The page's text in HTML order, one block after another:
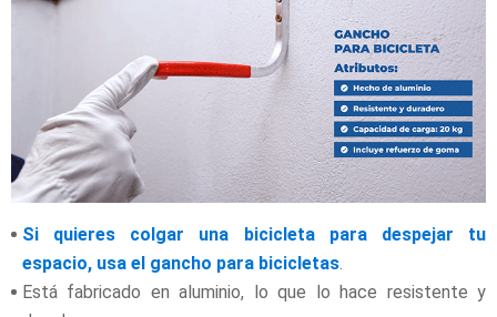
Si quieres colgar una bicicleta para despejar tu
espacio, usa el gancho para bicicletas.
Está fabricado en aluminio, lo que lo hace resistente y